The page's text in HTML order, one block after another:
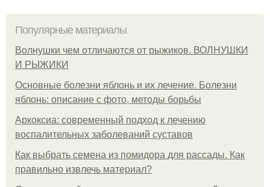
Популярные материалы
Волнушки чем отличаются от рыжиков. ВОЛНУШКИ
И РЫЖИКИ
Основные болезни яблонь и их лечение. Болезни
яблонь: описание с фото, методы борьбы
Аркоксиа: современный подход к лечению
воспалительных заболеваний суставов
Как выбрать семена из помидора для рассады. Как
правильно извлечь материал?